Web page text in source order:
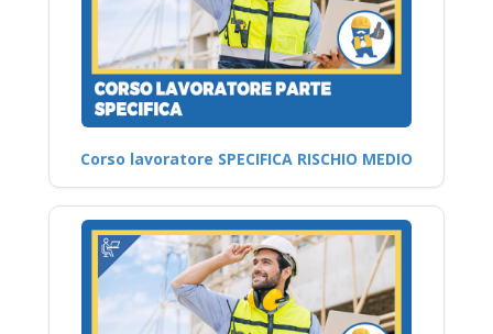
Corso lavoratore SPECIFICA RISCHIO MEDIO